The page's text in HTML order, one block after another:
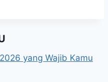
yang Wajib Kamu